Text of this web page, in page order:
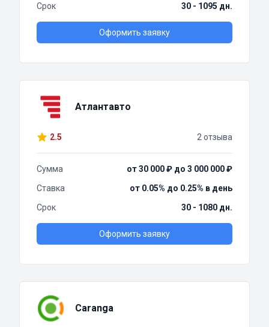
Срок
30 - 1095 дн.
Оформить заявку
Атлантавто
2.5 2 отзыва
Сумма
от 30 000 ₽ до 3 000 000 ₽
Ставка
от 0.05% до 0.25% в день
Срок
30 - 1080 дн.
Оформить заявку
Caranga